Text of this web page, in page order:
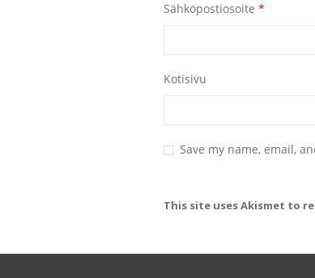
Sähköpostiosoite *
Kotisivu
Save my name, email,
This site uses Akismet to